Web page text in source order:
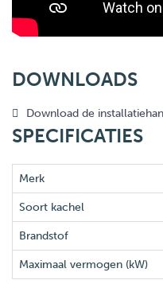
DOWNLOADS
Download de
SPECIFICATIES
Merk
Soort kachel
Brandstof
Maximaal vermogen (kW)